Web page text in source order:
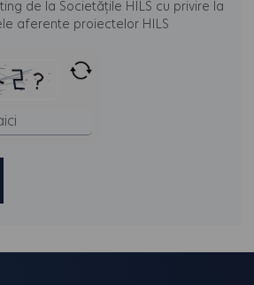
de la Societățile HILS cu privire la
aferente proiectelor HILS